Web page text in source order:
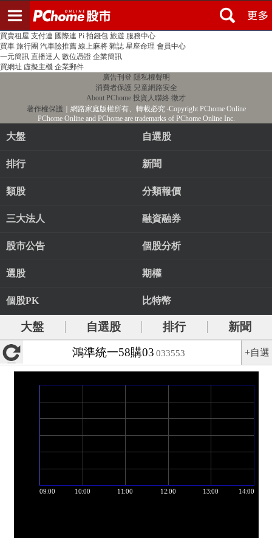
PChome首頁 線上購物 24h購物 書店
買賣租屋 支付連 國際連 Pi 拍錢包 旅遊 服務中心
買車 旅行團 汽車險推薦 線上麻將 雜誌 星座命理 會員中心
一元簡訊 直播達人 數位憑證 企業簡訊
買網址 虛擬主機 企業郵件
廣告刊登 隱私權聲明
消費者保護 兒童網路安全
About PChome 投資人聯絡 徵才
著作權保護 ｜網路家庭版權所有、轉載必究‧Copyright PChome Online
PChome Online and PChome are trademarks of PChome Online Inc.
大盤 自選股
排行 新聞
類股 分類報價
三大法人 融資融券
股市公告 個股分析
選股 期權
個股PK 比特幣
大盤 自選股 排行
新聞
鴻準統一58購03 033553 +自選